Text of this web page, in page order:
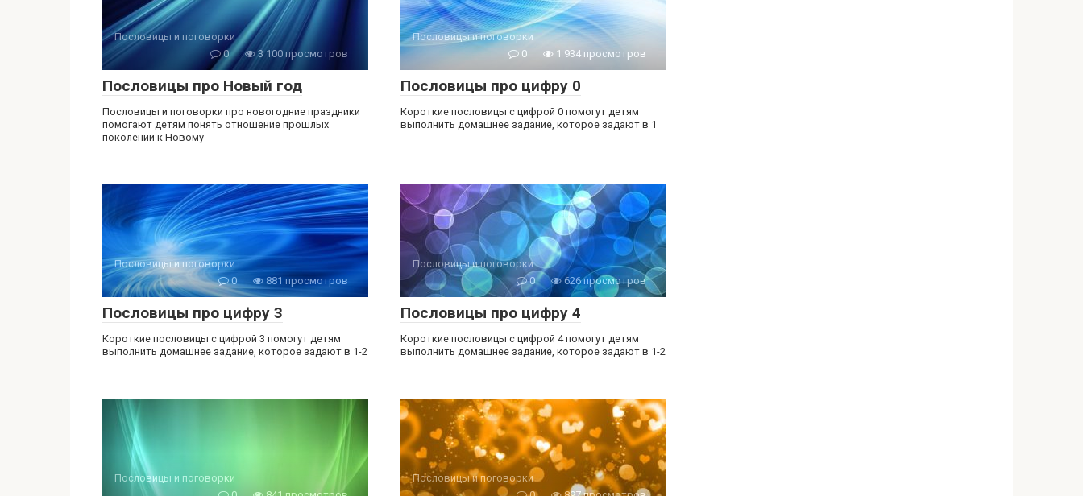
Пословицы и поговорки
0
3 100 просмотров
Пословицы про Новый год
Пословицы и поговорки про новогодние праздники
помогают детям понять отношение прошлых
поколений к Новому
Пословицы и поговорки
0
1 934 просмотров
Пословицы про цифру 0
Короткие пословицы с цифрой 0 помогут детям
выполнить домашнее задание, которое задают в 1
Пословицы и поговорки
0
881 просмотров
Пословицы про цифру 3
Короткие пословицы с цифрой 3 помогут детям
выполнить домашнее задание, которое задают в 1-2
Пословицы и поговорки
0
626 просмотров
Пословицы про цифру 4
Короткие пословицы с цифрой 4 помогут детям
выполнить домашнее задание, которое задают в 1-2
Пословицы и поговорки
Пословицы и поговорки